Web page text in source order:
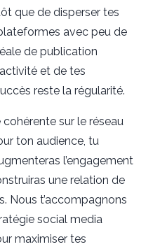
que de disperser tes
avec peu de
de publication
et de tes
reste la régularité.
sur le réseau
ton audience, tu
l’engagement
une relation de
Nous t’accompagnons
social media
maximiser tes